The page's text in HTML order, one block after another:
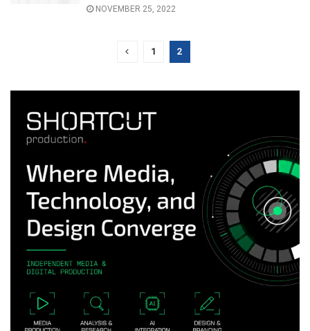
NOVEMBER 25, 2022
1 2